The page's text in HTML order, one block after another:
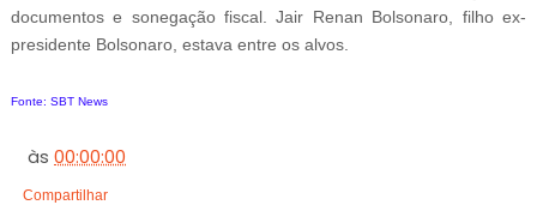
documentos e sonegação fiscal. Jair Renan Bolsonaro, filho ex-
presidente Bolsonaro, estava entre os alvos.
Fonte: SBT News
às00:00:00
Compartilhar